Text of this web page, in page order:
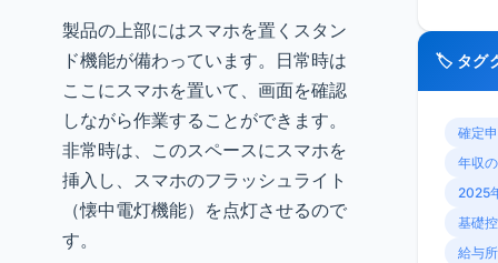
製品の上部にはスマホを置くスタン
ド機能が備わっています。日常時は
ここにスマホを置いて、画面を確認
しながら作業することができます。
非常時は、このスペースにスマホを
挿入し、スマホのフラッシュライト
（懐中電灯機能）を点灯させるので
す。
🏷️ タグ
確定
年収
2025
基礎
給与